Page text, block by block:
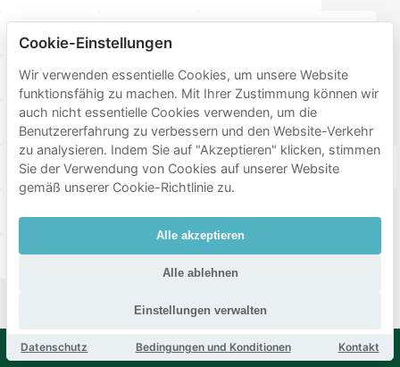
Koekamp Malieveld
Escher in Het Paleis Koninklijke Schouwburg
Meijendel Lange Voorhout
Café-Restaurant Luden Mauritshuis Het Plein
Plaats Bar Restaurant Pavlov
Cookie-Einstellungen
Wir verwenden essentielle Cookies, um unsere Website
funktionsfähig zu machen. Mit Ihrer Zustimmung können wir
auch nicht essentielle Cookies verwenden, um die
Benutzererfahrung zu verbessern und den Website-Verkehr
zu analysieren. Indem Sie auf "Akzeptieren" klicken, stimmen
Sie der Verwendung von Cookies auf unserer Website
gemäß unserer Cookie-Richtlinie zu.
Alle akzeptieren
Alle ablehnen
Einstellungen verwalten
Datenschutz Bedingungen und Konditionen Kontakt